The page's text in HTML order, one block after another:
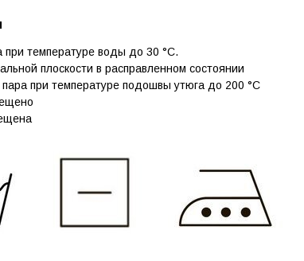
при температуре воды до 30 °C.
плоскости в расправленном состоянии
при температуре подошвы утюга до 200 °C